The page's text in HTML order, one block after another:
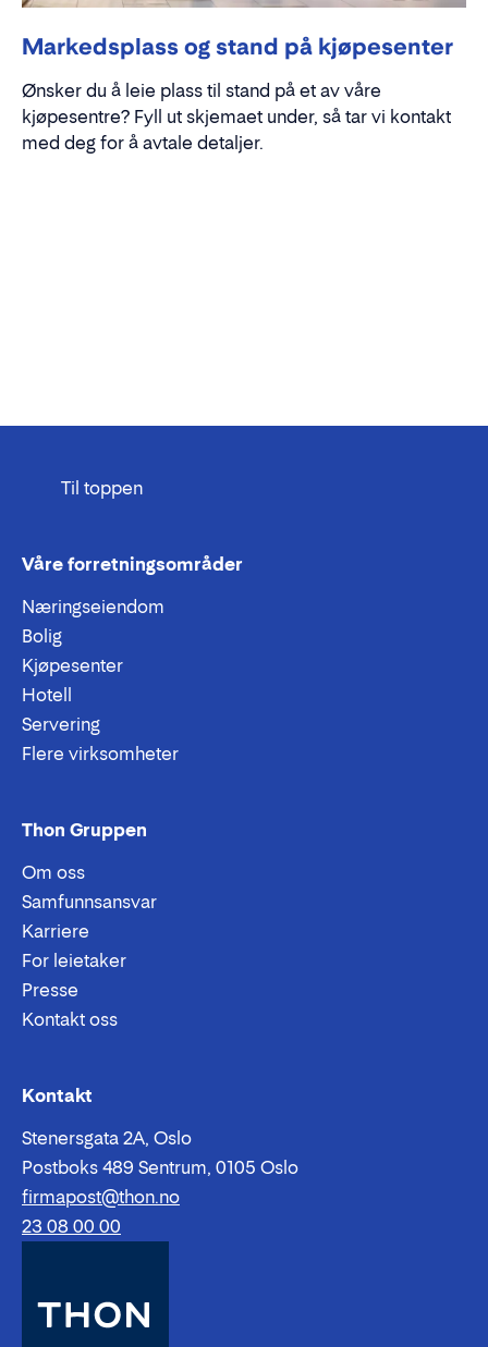
Markedsplass og stand på kjøpesenter
Ønsker du å leie plass til stand på et av våre
kjøpesentre? Fyll ut skjemaet under, så tar vi kontakt
med deg for å avtale detaljer.
Til toppen
Våre forretningsområder
Næringseiendom
Bolig
Kjøpesenter
Hotell
Servering
Flere virksomheter
Thon Gruppen
Om oss
Samfunnsansvar
Karriere
For leietaker
Presse
Kontakt oss
Kontakt
Stenersgata 2A, Oslo
Postboks 489 Sentrum, 0105 Oslo
Epost:
firmapost@thon.no
Telefon:
23 08 00 00